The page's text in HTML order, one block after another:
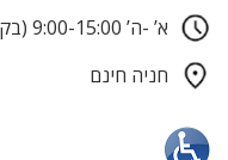
א’ -ה’ 9:00-15:00 (בקיץ עד 17:00) | ימי ו’ : 9:00-13:00
חניה חינם